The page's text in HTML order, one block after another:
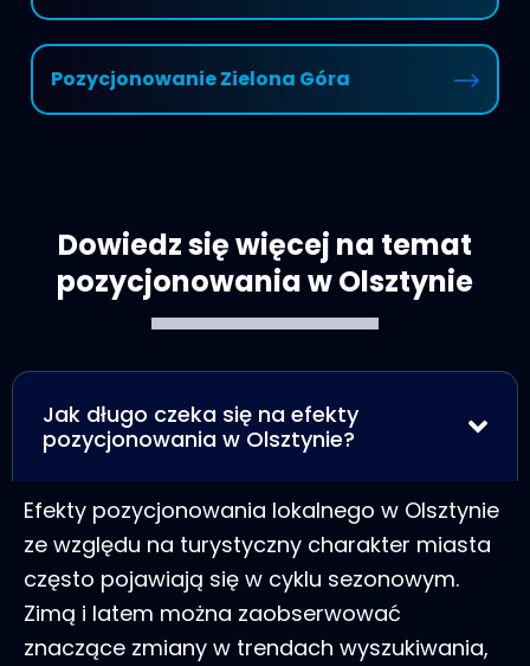
Pozycjonowanie Zielona Góra
Dowiedz się więcej na temat
pozycjonowania w Olsztynie
Jak długo czeka się na efekty
pozycjonowania w Olsztynie?
Efekty pozycjonowania lokalnego w Olsztynie
ze względu na turystyczny charakter miasta
często pojawiają się w cyklu sezonowym.
Zimą i latem można zaobserwować
znaczące zmiany w trendach wyszukiwania,